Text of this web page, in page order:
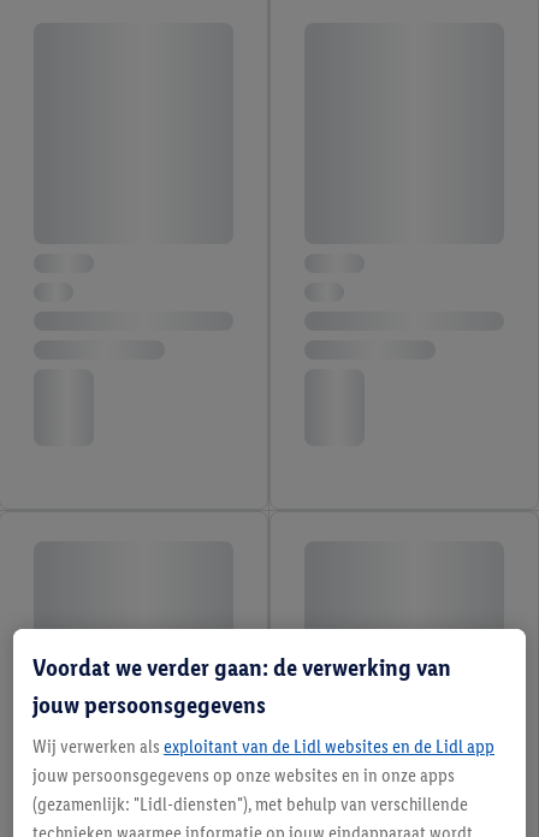
Voordat we verder gaan: de verwerking van
jouw persoonsgegevens
Wij verwerken als exploitant van de Lidl websites en de Lidl app
jouw persoonsgegevens op onze websites en in onze apps
(gezamenlijk: "Lidl-diensten"), met behulp van verschillende